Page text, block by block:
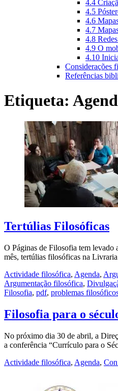
4.4
4.5
4.6
4.7
4.8
4.9 O
4.10
Considerações
Referências
Etiqueta:
Tertúlias Filosóficas
O Páginas de Filosofia tem levado
mês, tertúlias filosóficas na
Actividade filosófica, Agenda,
Argumentação filosófica,
Filosofia, pdf, problemas
Filosofia para o
No próximo dia 30 de abril, a
a conferência “Currículo para o
Actividade filosófica, Agenda,